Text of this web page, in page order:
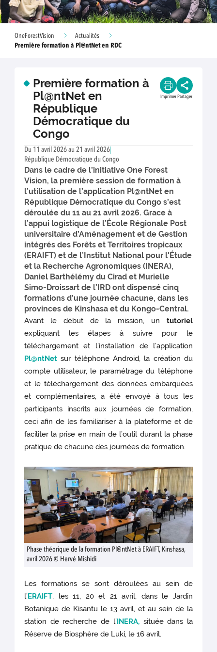
OneForestVision
Actualités
Première formation à Pl@ntNet en RDC
Première formation à
Pl@ntNet en
République
Démocratique du
Congo
Imprimer Partager
Du 11 avril 2026 au 21 avril 2026
République Démocratique du Congo
Dans le cadre de l’initiative One Forest
Vision, la première session de formation à
l’utilisation de l’application Pl@ntNet en
République Démocratique du Congo s’est
déroulée du 11 au 21 avril 2026. Grace à
l’appui logistique de l’École Régionale Post
universitaire d’Aménagement et de Gestion
intégrés des Forêts et Territoires tropicaux
(ERAIFT) et de l’Institut National pour l'Étude
et la Recherche Agronomiques (INERA),
Daniel Barthélémy du Cirad et Murielle
Simo-Droissart de l’IRD ont dispensé cinq
formations d’une journée chacune, dans les
provinces de Kinshasa et du Kongo-Central.
Avant le début de la mission, un tutoriel
expliquant les étapes à suivre pour le
téléchargement et l’installation de l’application
Pl@ntNet sur téléphone Android, la création du
compte utilisateur, le paramétrage du téléphone
et le téléchargement des données embarquées
et complémentaires, a été envoyé à tous les
participants inscrits aux journées de formation,
ceci afin de les familiariser à la plateforme et de
faciliter la prise en main de l’outil durant la phase
pratique de chacune des journées de formation.
Phase théorique de la formation Pl@ntNet à ERAIFT, Kinshasa,
avril 2026 © Hervé Mishidi
Les formations se sont déroulées au sein de
l’ERAIFT, les 11, 20 et 21 avril, dans le Jardin
Botanique de Kisantu le 13 avril, et au sein de la
station de recherche de l’INERA,située dans la
Réserve de Biosphère de Luki, le 16 avril.